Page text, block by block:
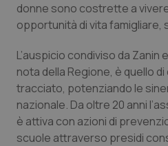
Sicilia
Toscana
Umbria
Valle D’Aosta
Neuroscienze &
Obesità
Oftalmologia
Oncodermatologia
donne sono costrette a
opportunità di vita famigliare,
L’auspicio condiviso da
nota della Regione, è quello
tracciato, potenziando le
nazionale. Da oltre 20 anni
è attiva con azioni di
scuole attraverso presidi